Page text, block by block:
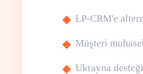
LP-CRM'e
Müşteri
Ukrayna desteği